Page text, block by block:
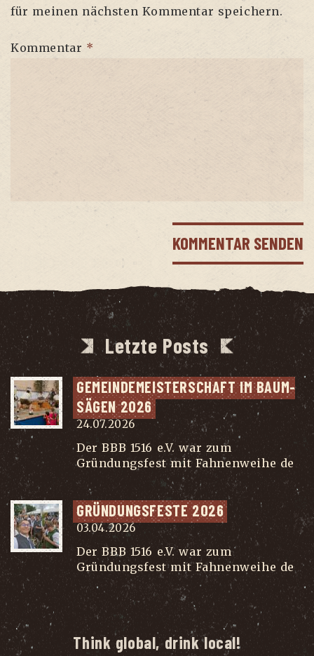
für meinen nächsten Kommentar speichern.
Kommentar *
Letzte Posts
GEMEIN­DE­MEIS­TER­SCHAFT IM BAUM­
SÄ­GEN 2026
24.07.2026
Der BBB 1516 e.V. war zum
Gründungsfest mit Fahnenweihe de
GRÜN­DUNGS­FES­TE 2026
03.04.2026
Der BBB 1516 e.V. war zum
Gründungsfest mit Fahnenweihe de
Think global, drink local!